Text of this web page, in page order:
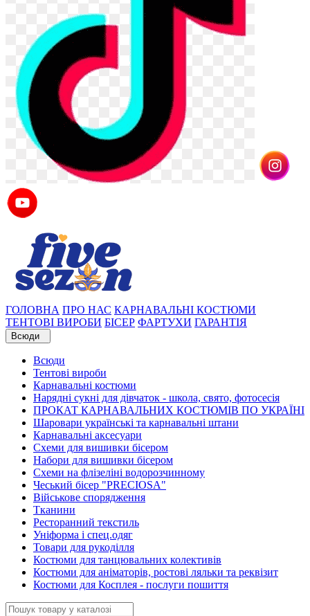
ГОЛОВНА ПРО НАС КАРНАВАЛЬНІ КОСТЮМИ
ТЕНТОВІ ВИРОБИ БІСЕР ФАРТУХИ ГАРАНТІЯ
Всюди
Всюди
Тентові вироби
Карнавальні костюми
Нарядні сукні для дівчаток - школа, свято, фотосесія
ПРОКАТ КАРНАВАЛЬНИХ КОСТЮМІВ ПО УКРАЇНІ
Шаровари українські та карнавальні штани
Карнавальні аксесуари
Схеми для вишивки бісером
Набори для вишивки бісером
Схеми на флізеліні водорозчинному
Чеський бісер "PRECIOSA"
Військове спорядження
Тканини
Ресторанний текстиль
Уніформа і спец.одяг
Товари для рукоділля
Костюми для танцювальних колективів
Костюми для аніматорів, ростові ляльки та реквізит
Костюми для Косплея - послуги пошиття